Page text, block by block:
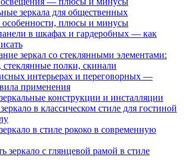
зеркала для общественных
особенности, плюсы и минусы
в шкафах и гардеробных — как
зеркал со стеклянными элементами:
стеклянные полки, скинали
интерьерах и переговорных —
применения
конструкции и инсталляции
в классическом стиле для гостиной
в стиле рококо в современную
зеркало с глянцевой рамой в стиле